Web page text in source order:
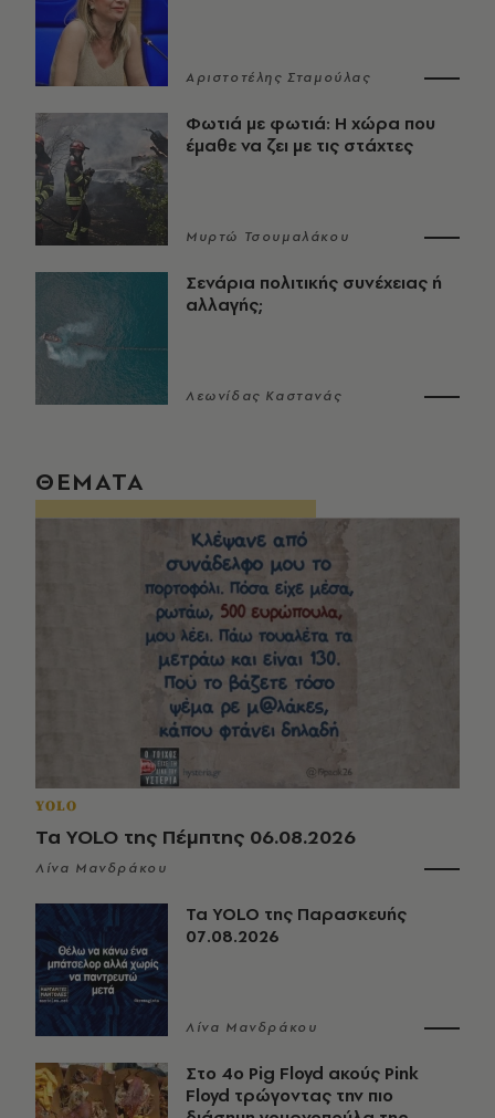
Αριστοτέλης Σταμούλας
Φωτιά με φωτιά: Η χώρα που
έμαθε να ζει με τις στάχτες
Μυρτώ Τσουμαλάκου
Σενάρια πολιτικής συνέχειας ή
αλλαγής;
Λεωνίδας Καστανάς
ΘΕΜΑΤΑ
YOLO
Τα YOLO της Πέμπτης 06.08.2026
Λίνα Μανδράκου
Τα YOLO της Παρασκευής
07.08.2026
Λίνα Μανδράκου
Στο 4ο Pig Floyd ακούς Pink
Floyd τρώγοντας την πιο